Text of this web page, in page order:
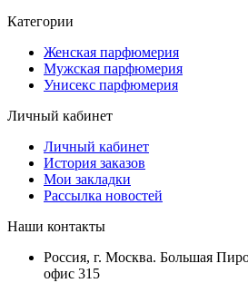
Категории
Женская парфюмерия
Мужская парфюмерия
Унисекс парфюмерия
Личный кабинет
Личный кабинет
История заказов
Мои закладки
Рассылка новостей
Наши контакты
Россия, г. Москва. Большая
офис 315